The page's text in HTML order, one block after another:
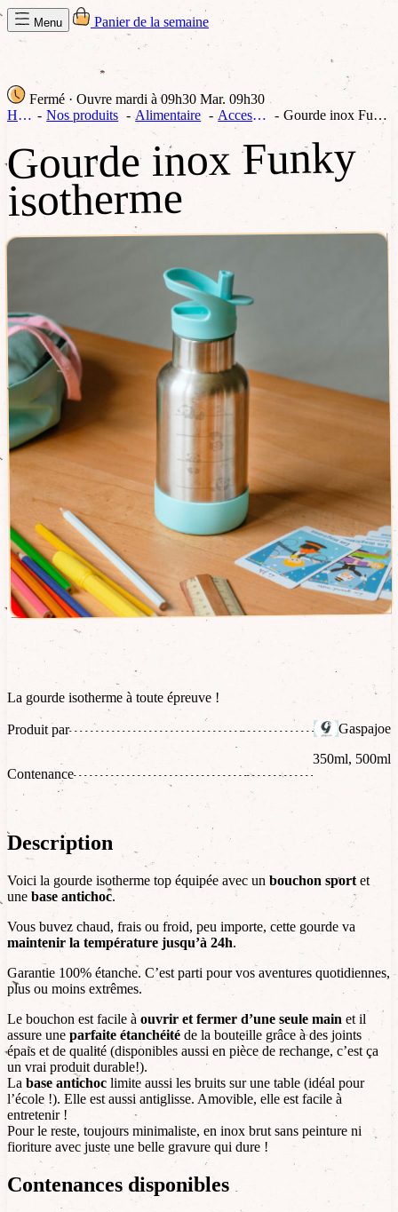
Menu Panier de la semaine
Fermé · Ouvre mardi à 09h30 Mar. 09h30
Home
Nos produits Alimentaire Accessoires Gourde inox Funky isotherme
Gourde inox Funky
isotherme
La gourde isotherme à toute épreuve !
Produit par Gaspajoe
Contenance
350ml, 500ml
Description
Voici la gourde isotherme top équipée avec un bouchon sport et
une base antichoc.
Vous buvez chaud, frais ou froid, peu importe, cette gourde va
maintenir la température jusqu’à 24h.
Garantie 100% étanche. C’est parti pour vos aventures quotidiennes,
plus ou moins extrêmes.
Le bouchon est facile à ouvrir et fermer d’une seule main et il
assure une parfaite étanchéité de la bouteille grâce à des joints
épais et de qualité (disponibles aussi en pièce de rechange, c’est ça
un vrai produit durable!).
La base antichoc limite aussi les bruits sur une table (idéal pour
l’école !). Elle est aussi antiglisse. Amovible, elle est facile à
entretenir !
Pour le reste, toujours minimaliste, en inox brut sans peinture ni
fioriture avec juste une belle gravure qui dure !
Contenances disponibles